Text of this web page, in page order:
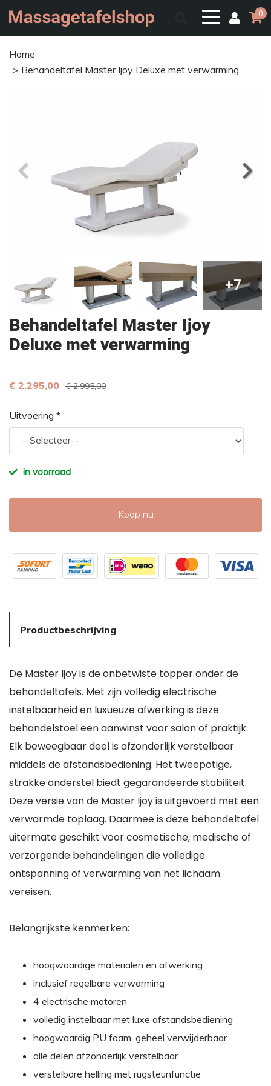
0
Home
Behandeltafel Master Ijoy Deluxe met verwarming
+7
Behandeltafel Master Ijoy
Deluxe met verwarming
€ 2.295,00 € 2.995,00
Uitvoering *
in voorraad
Koop nu
Productbeschrijving
De Master Ijoy is de onbetwiste topper onder de
behandeltafels. Met zijn volledig electrische
instelbaarheid en luxueuze afwerking is deze
behandelstoel een aanwinst voor salon of praktijk.
Elk beweegbaar deel is afzonderlijk verstelbaar
middels de afstandsbediening. Het tweepotige,
strakke onderstel biedt gegarandeerde stabiliteit.
Deze versie van de Master Ijoy is uitgevoerd met een
verwarmde toplaag. Daarmee is deze behandeltafel
uitermate geschikt voor cosmetische, medische of
verzorgende behandelingen die volledige
ontspanning of verwarming van het lichaam
vereisen.
Belangrijkste kenmerken:
hoogwaardige materialen en afwerking
inclusief regelbare verwarming
4 electrische motoren
volledig instelbaar met luxe afstandsbediening
hoogwaardig PU foam, geheel verwijderbaar
alle delen afzonderlijk verstelbaar
verstelbare helling met rugsteunfunctie